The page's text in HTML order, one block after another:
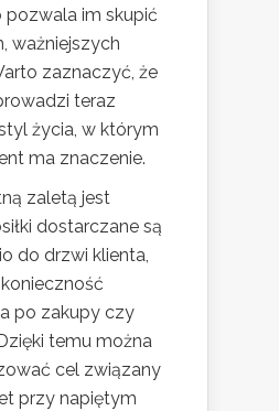
pozwala im skupić
ważniejszych
zaznaczyć, że
teraz
życia, w którym
ma znaczenie.
zaletą jest
dostarczane są
do drzwi klienta,
po zakupy czy
temu można
cel związany
przy napiętym